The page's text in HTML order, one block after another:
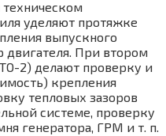
уделяют протяжке
выпускного
двигателя. При втором
2) делают проверку и
крепления
тепловых зазоров
системе, проверку
генератора, ГРМ и т. п.